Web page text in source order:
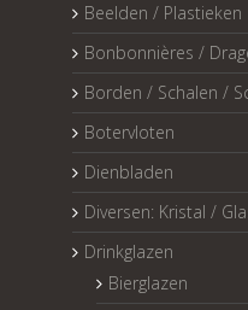
Beelden / Plastieken
Bonbonnières /
Borden / Schalen /
Botervloten
Dienbladen
Diversen: Kristal /
Drinkglazen
Bierglazen